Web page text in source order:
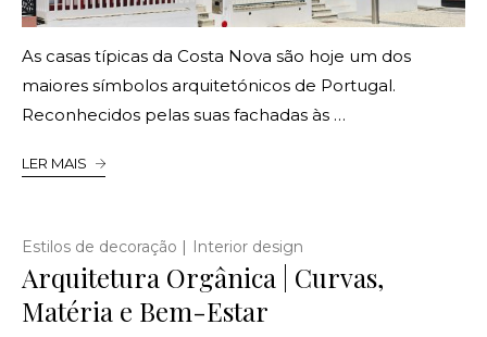
As casas típicas da Costa Nova são hoje um dos
maiores símbolos arquitetónicos de Portugal.
Reconhecidos pelas suas fachadas às …
LER MAIS
Estilos de decoração | Interior design
Arquitetura Orgânica | Curvas,
Matéria e Bem-Estar